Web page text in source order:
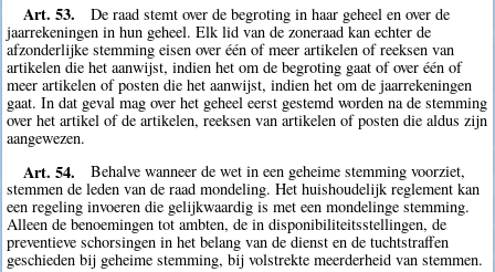
Art. 53.
De raad stemt over de begroting in haar geheel en over de
jaarrekeningen in hun geheel. Elk lid van de zoneraad kan echter de
afzonderlijke stemming eisen over één of meer artikelen of reeksen van
artikelen die het aanwijst, indien het om de begroting gaat of over één of
meer artikelen of posten die het aanwijst, indien het om de jaarrekeningen
gaat. In dat geval mag over het geheel eerst gestemd worden na de stemming
over het artikel of de artikelen, reeksen van artikelen of posten die aldus zijn
aangewezen.
Art. 54.
Behalve wanneer de wet in een geheime stemming voorziet,
stemmen de leden van de raad mondeling. Het huishoudelijk reglement kan
een regeling invoeren die gelijkwaardig is met een mondelinge stemming.
Alleen de benoemingen tot ambten, de in disponibiliteitsstellingen, de
preventieve schorsingen in het belang van de dienst en de tuchtstraffen
geschieden bij geheime stemming, bij volstrekte meerderheid van stemmen.